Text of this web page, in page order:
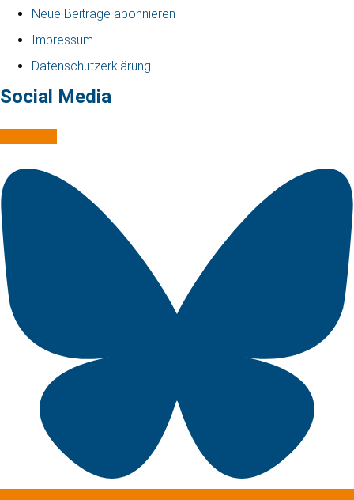
Neue Beiträge abonnieren
Impressum
Datenschutzerklärung
Social Media